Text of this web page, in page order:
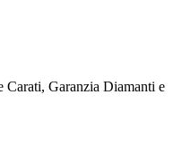
Carati, Garanzia Diamanti e